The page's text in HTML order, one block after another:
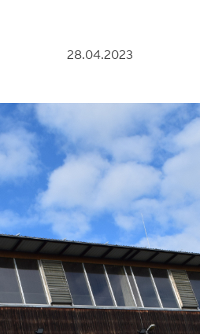
28.04.2023